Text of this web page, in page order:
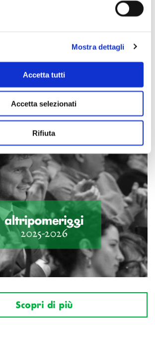
Mostra dettagli
Accetta tutti
Accetta selezionati
Rifiuta
Scopri di più
Scopri di più